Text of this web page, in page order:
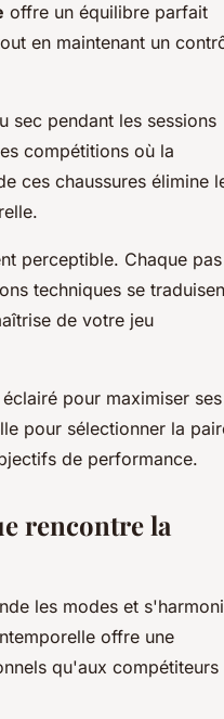
offre un équilibre parfait
en maintenant un
sec pendant les sessions
compétitions où la
ces chaussures élimine
perceptible. Chaque pas
techniques se
de votre jeu
pour maximiser ses
pour sélectionner la
de performance.
rencontre la
les modes et
offre une
qu'aux compétiteurs